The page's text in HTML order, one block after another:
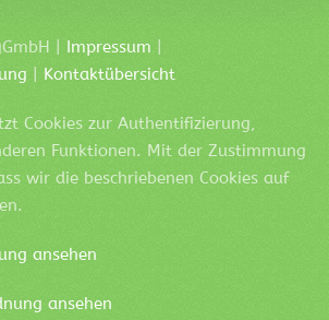
| Impressum
Kontaktübersicht
Cookies zur Authentifizierung,
Funktionen. Mit der Zustimmung
wir die beschriebenen Cookies auf
ansehen
ansehen